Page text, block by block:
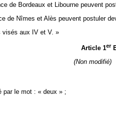
de Bordeaux et Libourne peuvent
de Nîmes et Alès peuvent postuler
visés aux IV et V. »
Article 1er
(Non modifié)
par le mot : « deux » ;